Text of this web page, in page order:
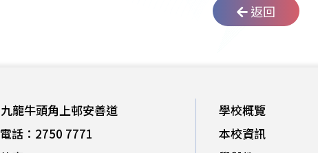
返回
九龍牛頭角上邨安善道
電話：2750 7771
學校概覽
本校資訊